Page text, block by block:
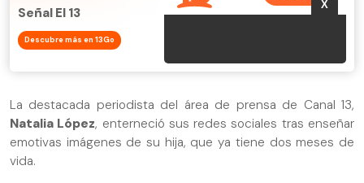
Señal El 13
Descubre más en 13Go
La destacada periodista del área de prensa de Canal 13,
Natalia López, enterneció sus redes sociales tras enseñar
emotivas imágenes de su hija, que ya tiene dos meses de
vida.